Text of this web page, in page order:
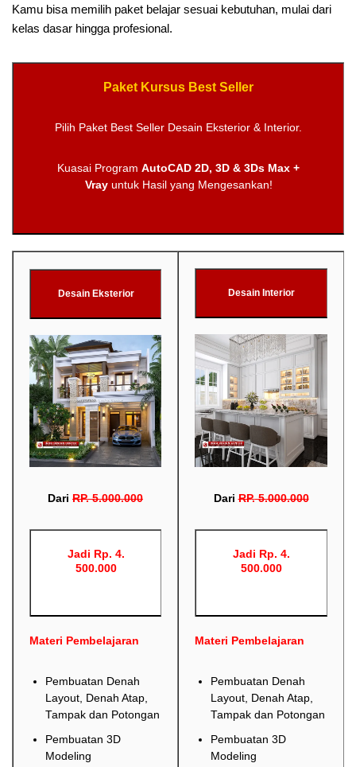
Kamu bisa memilih paket belajar sesuai kebutuhan, mulai dari
kelas dasar hingga profesional.
Paket Kursus Best Seller
Pilih Paket Best Seller Desain Eksterior & Interior.
Kuasai Program AutoCAD 2D, 3D & 3Ds Max +
Vrayuntuk Hasil yang Mengesankan!
Desain Eksterior
Dari RP.5.000.000
Jadi Rp. 4.
500.000
Materi Pembelajaran
Pembuatan Denah
Layout, Denah Atap,
Tampak dan Potongan
Pembuatan 3D
Modeling
Desain Interior
DariRP.5.000.000
Jadi Rp. 4.
500.000
Materi Pembelajaran
Pembuatan Denah
Layout, Denah Atap,
Tampak dan Potongan
Pembuatan 3D
Modeling